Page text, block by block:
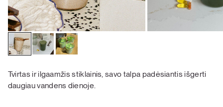
Tvirtas ir ilgaamžis stiklainis, savo talpa padėsiantis išgerti
daugiau vandens dienoje.